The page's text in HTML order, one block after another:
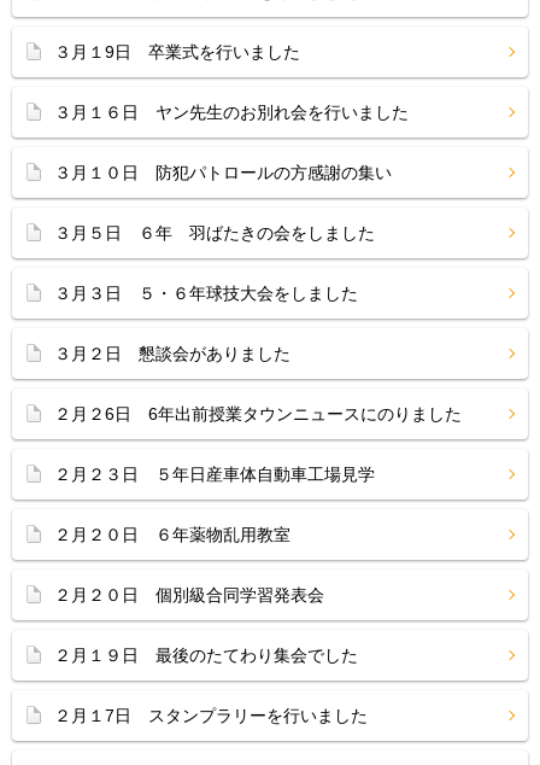
３月１9日 卒業式を行いました
３月１６日 ヤン先生のお別れ会を行いました
３月１０日 防犯パトロールの方感謝の集い
３月５日 ６年 羽ばたきの会をしました
３月３日 ５・６年球技大会をしました
３月２日 懇談会がありました
２月２6日 6年出前授業タウンニュースにのりました
２月２３日 ５年日産車体自動車工場見学
２月２０日 ６年薬物乱用教室
２月２０日 個別級合同学習発表会
２月１９日 最後のたてわり集会でした
２月１7日 スタンプラリーを行いました